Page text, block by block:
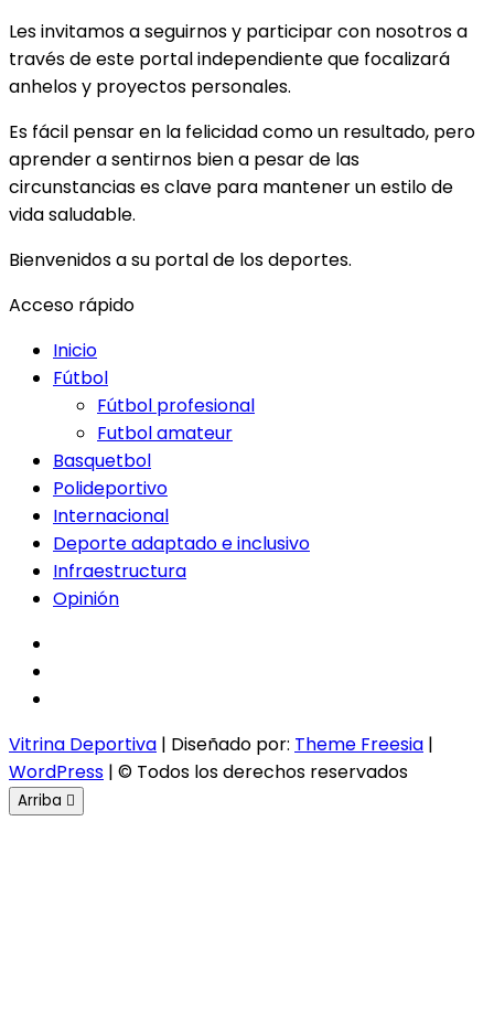
Les invitamos a seguirnos y participar con nosotros a
través de este portal independiente que focalizará
anhelos y proyectos personales.
Es fácil pensar en la felicidad como un resultado, pero
aprender a sentirnos bien a pesar de las
circunstancias es clave para mantener un estilo de
vida saludable.
Bienvenidos a su portal de los deportes.
Acceso rápido
Inicio
Fútbol
Fútbol profesional
Futbol amateur
Basquetbol
Polideportivo
Internacional
Deporte adaptado e inclusivo
Infraestructura
Opinión
Vitrina Deportiva | Diseñado por: Theme Freesia |
WordPress | © Todos los derechos reservados
Arriba